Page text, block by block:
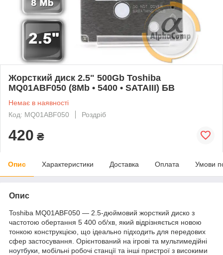
Жорсткий диск 2.5" 500Gb Toshiba
MQ01ABF050 (8Mb • 5400 • SATAIII) БВ
Немає в наявності
Код: MQ01ABF050
Роздріб
420 ₴
Опис Характеристики Доставка Оплата Умови
Опис
Toshiba MQ01ABF050 — 2.5-дюймовий жорсткий диско з
частотою обертання 5 400 об/хв, який відрізняється новою
тонкою конструкцією, що ідеально підходить для передових
сфер застосування. Орієнтований на ігрові та мультимедійні
ноутбуки , мобільні робочі станції та інші пристрої з високими